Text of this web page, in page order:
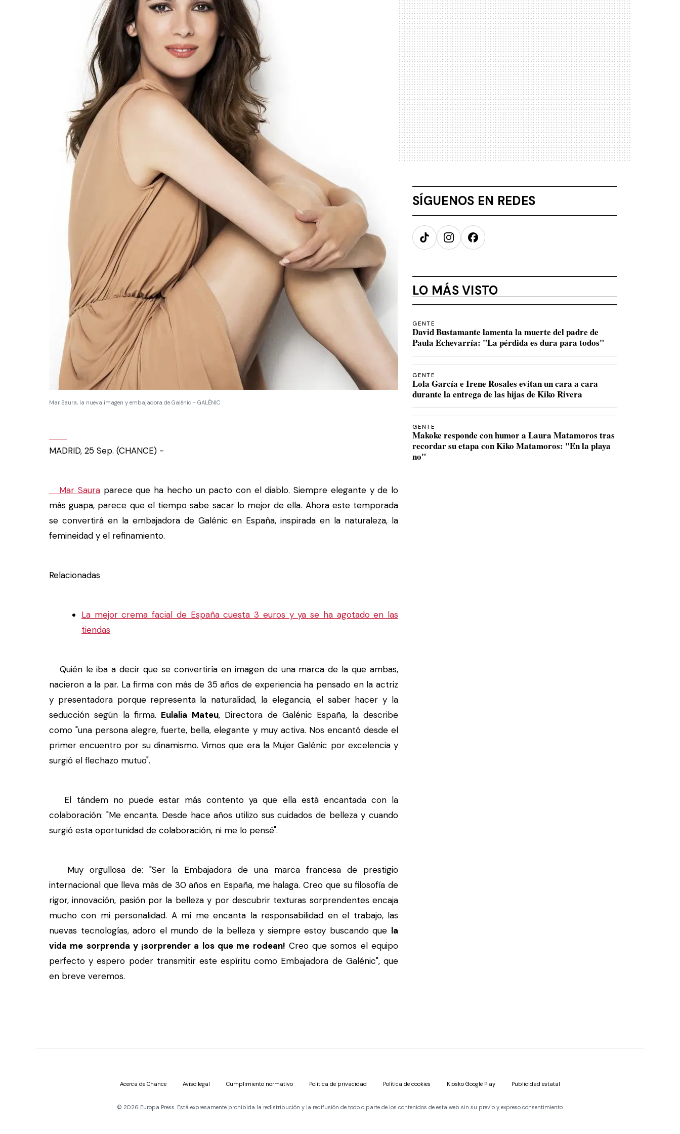
Mar Saura, la nueva imagen y embajadora de Galénic - GALÉNIC
MADRID, 25 Sep. (CHANCE) -
Mar Sauraparece que ha hecho un pacto con el diablo. Siempre elegante y de lo
más guapa, parece que el tiempo sabe sacar lo mejor de ella. Ahora este temporada
se convertirá en la embajadora de Galénic en España, inspirada en la naturaleza, la
femineidad y el refinamiento.
Relacionadas
La mejor crema facial de España cuesta 3 euros y ya se ha agotado en las
tiendas
Quién le iba a decir que se convertiría en imagen de una marca de la que ambas,
nacieron a la par. La firma con más de 35 años de experiencia ha pensado en la actriz
y presentadora porque representa la naturalidad, la elegancia, el saber hacer y la
seducción según la firma. Eulalia Mateu, Directora de Galénic España, la describe
como "una persona alegre, fuerte, bella, elegante y muy activa. Nos encantó desde el
primer encuentro por su dinamismo. Vimos que era la Mujer Galénic por excelencia y
surgió el flechazo mutuo".
El tándem no puede estar más contento ya que ella está encantada con la
colaboración: "Me encanta. Desde hace años utilizo sus cuidados de belleza y cuando
surgió esta oportunidad de colaboración, ni me lo pensé".
Muy orgullosa de: "Ser la Embajadora de una marca francesa de prestigio
internacional que lleva más de 30 años en España, me halaga. Creo que su filosofía de
rigor, innovación, pasión por la belleza y por descubrir texturas sorprendentes encaja
mucho con mi personalidad. A mí me encanta la responsabilidad en el trabajo, las
nuevas tecnologías, adoro el mundo de la belleza y siempre estoy buscando que la
vida me sorprenda y ¡sorprender a los que me rodean! Creo que somos el equipo
perfecto y espero poder transmitir este espíritu como Embajadora de Galénic", que
en breve veremos.
SÍGUENOS EN REDES
TikTokInstagramFacebook
LO MÁS VISTO
GENTE
David Bustamante lamenta la muerte del padre de
Paula Echevarría: "La pérdida es dura para todos"
GENTE
Lola García e Irene Rosales evitan un cara a cara
durante la entrega de las hijas de Kiko Rivera
GENTE
Makoke responde con humor a Laura Matamoros tras
recordar su etapa con Kiko Matamoros: "En la playa
no"
Acerca de Chance Aviso legal Cumplimiento normativo Política de privacidad Política de cookies Kiosko Google Play Publicidad estatal
© 2026 Europa Press. Está expresamente prohibida la redistribución y la redifusión de todo o parte de los contenidos de esta web sin su previo y expreso consentimiento.